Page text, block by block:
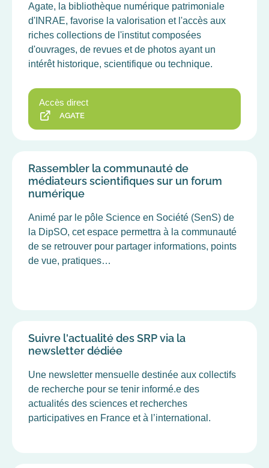
Agate, la bibliothèque numérique patrimoniale
d'INRAE, favorise la valorisation et l'accès aux
riches collections de l'institut composées
d'ouvrages, de revues et de photos ayant un
intérêt historique, scientifique ou technique.
Accès direct
AGATE
Rassembler la communauté de
médiateurs scientifiques sur un forum
numérique
Animé par le pôle Science en Société (SenS) de
la DipSO, cet espace permettra à la communauté
de se retrouver pour partager informations, points
de vue, pratiques…
Suivre l'actualité des SRP via la
newsletter dédiée
Une newsletter mensuelle destinée aux collectifs
de recherche pour se tenir informé.e des
actualités des sciences et recherches
participatives en France et à l’international.